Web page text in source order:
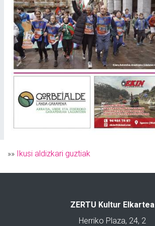
»» Ikusi aldizkari guztiak
ZERTU Kultur Elkartea
Herriko Plaza, 24, 2